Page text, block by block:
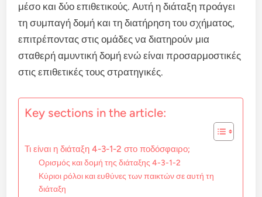
μέσο και δύο επιθετικούς. Αυτή η διάταξη προάγει
τη συμπαγή δομή και τη διατήρηση του σχήματος,
επιτρέποντας στις ομάδες να διατηρούν μια
σταθερή αμυντική δομή ενώ είναι προσαρμοστικές
στις επιθετικές τους στρατηγικές.
Key sections in the article:
Τι είναι η διάταξη 4-3-1-2 στο ποδόσφαιρο;
Ορισμός και δομή της διάταξης 4-3-1-2
Κύριοι ρόλοι και ευθύνες των παικτών σε αυτή τη
διάταξη